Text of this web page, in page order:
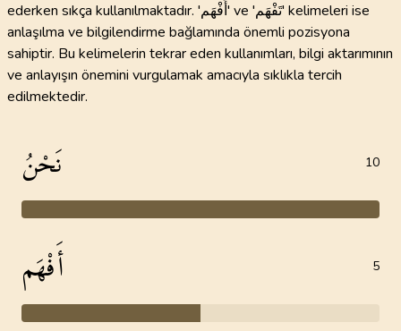
ederken sıkça kullanılmaktadır. 'أَفْهَم' ve 'تَفْهَم' kelimeleri ise
anlaşılma ve bilgilendirme bağlamında önemli pozisyona
sahiptir. Bu kelimelerin tekrar eden kullanımları, bilgi aktarımının
ve anlayışın önemini vurgulamak amacıyla sıklıkla tercih
edilmektedir.
نَحْنُ 10
أَفْهَم 5